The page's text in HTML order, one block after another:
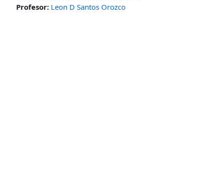
Profesor: Leon D Santos Orozco